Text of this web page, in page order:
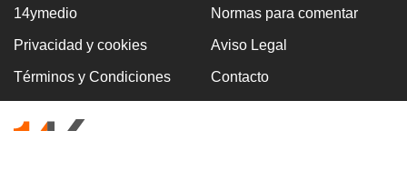
MATANZAS
"Estamos viviendo entre desconocidos": la
emigración vacía los barrios de Matanzas
14ymedio Normas para comentar
Privacidad y cookies Aviso Legal
Términos y Condiciones Contacto